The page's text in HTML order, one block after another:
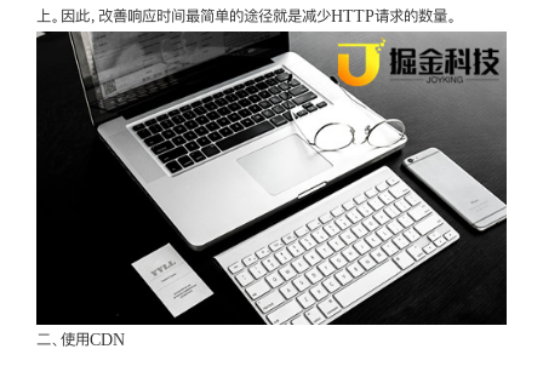
上。因此，改善响应时间最简单的途径就是减少HTTP请求的数量。
二、使用CDN